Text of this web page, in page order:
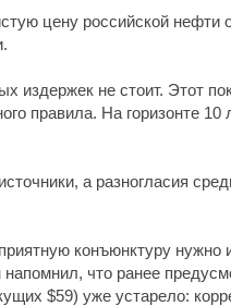
цену российской нефти
издержек не стоит. Этот
правила. На горизонте 10
а разногласия
конъюнктуру нужно
что ранее
$59) уже устарело: